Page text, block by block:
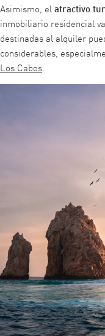
Asimismo, el atractivo
inmobiliario residencial
destinadas al alquiler
considerables,
Los Cabos